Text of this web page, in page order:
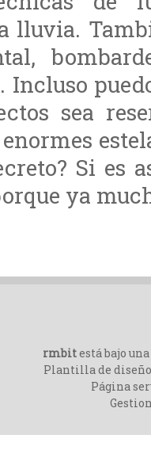
lluvia.
Incluso
sea
Si es
ya
rmbitestá bajo una
Plantilla de
Página